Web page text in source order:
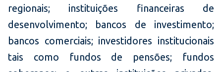
regionais; instituições financeiras de
desenvolvimento; bancos de investimento;
bancos comerciais; investidores institucionais
tais como fundos de pensões; fundos